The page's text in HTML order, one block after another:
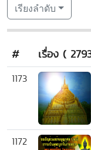
เรียงลำดับ
# เรื่อง (
1173
1172